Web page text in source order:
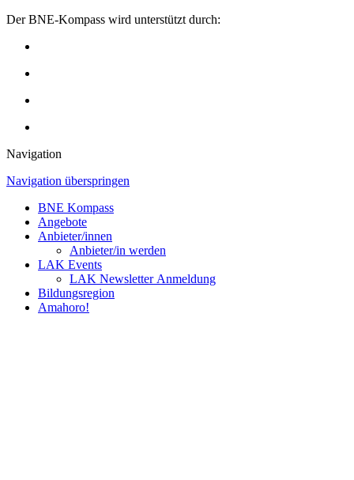
Der BNE-Kompass wird unterstützt durch:
Navigation
Navigation überspringen
BNE Kompass
Angebote
Anbieter/innen
Anbieter/in werden
LAK Events
LAK Newsletter Anmeldung
Bildungsregion
Amahoro!